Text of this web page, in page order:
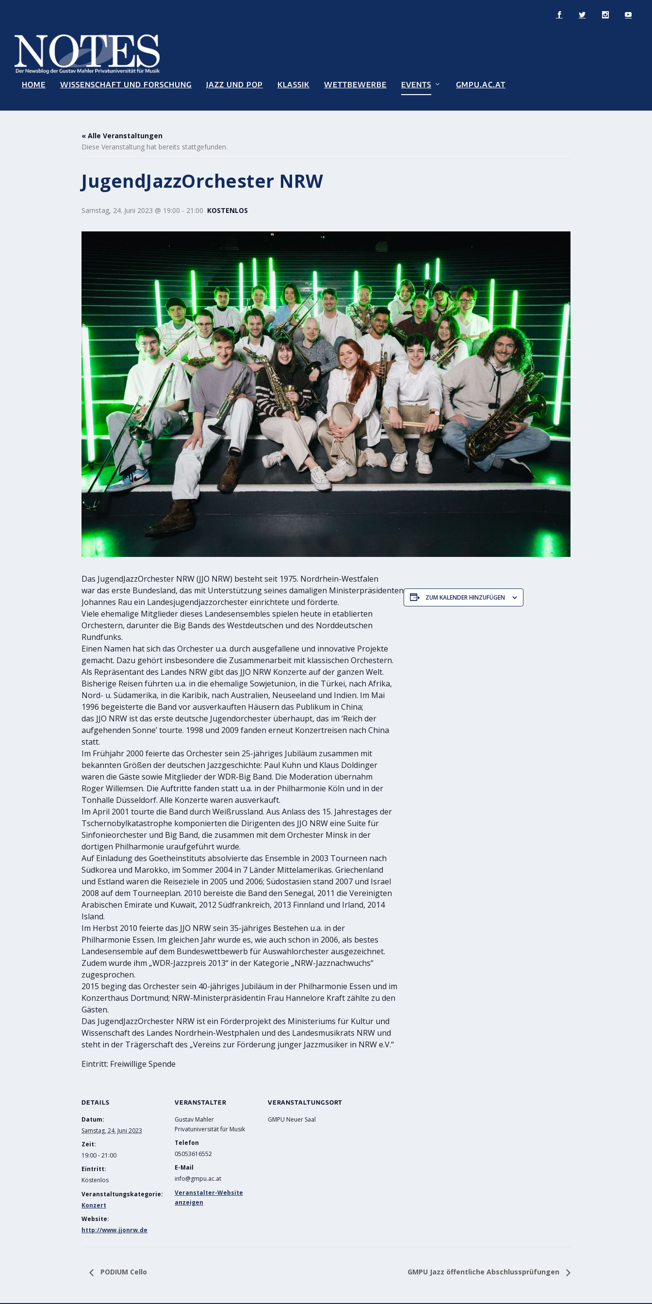
HOME WISSENSCHAFT UND FORSCHUNG JAZZ UND POP KLASSIK WETTBEWERBE EVENTS GMPU.AC.AT
« Alle Veranstaltungen
Diese Veranstaltung hat bereits stattgefunden.
JugendJazzOrchester NRW
Samstag, 24. Juni 2023 @ 19:00 - 21:00 KOSTENLOS
Das JugendJazzOrchester NRW (JJO NRW) besteht seit 1975. Nordrhein-Westfalen
war das erste Bundesland, das mit Unterstützung seines damaligen Ministerpräsidenten
Johannes Rau ein Landesjugendjazzorchester einrichtete und förderte.
Viele ehemalige Mitglieder dieses Landesensembles spielen heute in etablierten
Orchestern, darunter die Big Bands des Westdeutschen und des Norddeutschen
Rundfunks.
Einen Namen hat sich das Orchester u.a. durch ausgefallene und innovative Projekte
gemacht. Dazu gehört insbesondere die Zusammenarbeit mit klassischen Orchestern.
Als Repräsentant des Landes NRW gibt das JJO NRW Konzerte auf der ganzen Welt.
Bisherige Reisen führten u.a. in die ehemalige Sowjetunion, in die Türkei, nach Afrika,
Nord- u. Südamerika, in die Karibik, nach Australien, Neuseeland und Indien. Im Mai
1996 begeisterte die Band vor ausverkauften Häusern das Publikum in China;
das JJO NRW ist das erste deutsche Jugendorchester überhaupt, das im ‘Reich der
aufgehenden Sonne’ tourte. 1998 und 2009 fanden erneut Konzertreisen nach China
statt.
Im Frühjahr 2000 feierte das Orchester sein 25-jähriges Jubiläum zusammen mit
bekannten Größen der deutschen Jazzgeschichte: Paul Kuhn und Klaus Doldinger
waren die Gäste sowie Mitglieder der WDR-Big Band. Die Moderation übernahm
Roger Willemsen. Die Auftritte fanden statt u.a. in der Philharmonie Köln und in der
Tonhalle Düsseldorf. Alle Konzerte waren ausverkauft.
Im April 2001 tourte die Band durch Weißrussland. Aus Anlass des 15. Jahrestages der
Tschernobylkatastrophe komponierten die Dirigenten des JJO NRW eine Suite für
Sinfonieorchester und Big Band, die zusammen mit dem Orchester Minsk in der
dortigen Philharmonie uraufgeführt wurde.
Auf Einladung des Goetheinstituts absolvierte das Ensemble in 2003 Tourneen nach
Südkorea und Marokko, im Sommer 2004 in 7 Länder Mittelamerikas. Griechenland
und Estland waren die Reiseziele in 2005 und 2006; Südostasien stand 2007 und Israel
2008 auf dem Tourneeplan. 2010 bereiste die Band den Senegal, 2011 die Vereinigten
Arabischen Emirate und Kuwait, 2012 Südfrankreich, 2013 Finnland und Irland, 2014
Island.
Im Herbst 2010 feierte das JJO NRW sein 35-jähriges Bestehen u.a. in der
Philharmonie Essen. Im gleichen Jahr wurde es, wie auch schon in 2006, als bestes
Landesensemble auf dem Bundeswettbewerb für Auswahlorchester ausgezeichnet.
Zudem wurde ihm „WDR-Jazzpreis 2013“ in der Kategorie „NRW-Jazznachwuchs“
zugesprochen.
2015 beging das Orchester sein 40-jähriges Jubiläum in der Philharmonie Essen und im
Konzerthaus Dortmund; NRW-Ministerpräsidentin Frau Hannelore Kraft zählte zu den
Gästen.
Das JugendJazzOrchester NRW ist ein Förderprojekt des Ministeriums für Kultur und
Wissenschaft des Landes Nordrhein-Westphalen und des Landesmusikrats NRW und
steht in der Trägerschaft des „Vereins zur Förderung junger Jazzmusiker in NRW e.V.“
Eintritt: Freiwillige Spende
ZUM KALENDER HINZUFÜGEN
DETAILS
Datum:
Samstag, 24. Juni 2023
Zeit:
19:00 - 21:00
Eintritt:
Kostenlos
Veranstaltungskategorie:
Konzert
Website:
http://www.jjonrw.de
VERANSTALTER
Gustav Mahler
Privatuniversität für Musik
Telefon
05053616552
E-Mail
info@gmpu.ac.at
Veranstalter-Website
anzeigen
VERANSTALTUNGSORT
GMPU Neuer Saal
PODIUM Cello GMPU Jazz öffentliche Abschlussprüfungen